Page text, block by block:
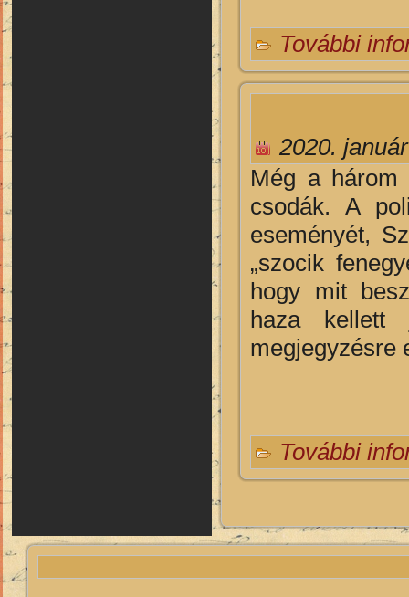
További
2020.
Még a három
csodák. A
eseményét,
„szocik
hogy mit
haza kellett
megjegyzésre
További